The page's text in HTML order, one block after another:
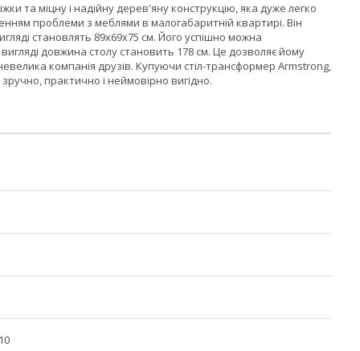
та міцну і надійну дерев'яну конструкцію, яка дуже легко
проблеми з меблями в малогабаритній квартирі. Він
становлять 89x69x75 см. Його успішно можна
довжина столу становить 178 см. Це дозволяє йому
компанія друзів. Купуючи стіл-трансформер Armstrong,
практично і неймовірно вигідно.